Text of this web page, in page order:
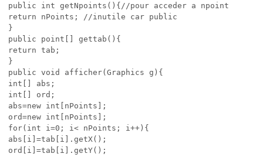
public int getNpoints(){//pour acceder a npoint
return nPoints; //inutile car public
}
public point[] gettab(){
return tab;
}
public void afficher(Graphics g){
int[] abs;
int[] ord;
abs=new int[nPoints];
ord=new int[nPoints];
for(int i=0; i< nPoints; i++){
abs[i]=tab[i].getX();
ord[i]=tab[i].getY();